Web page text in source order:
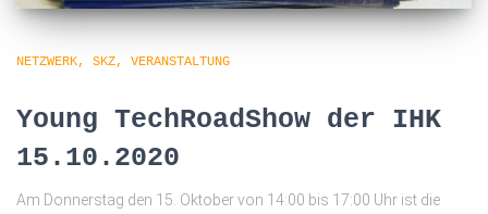
NETZWERK SKZ VERANSTALTUNG
Young TechRoadShow der IHK
15.10.2020
Am Donnerstag den 15. Oktober von 14:00 bis 17:00 Uhr ist die